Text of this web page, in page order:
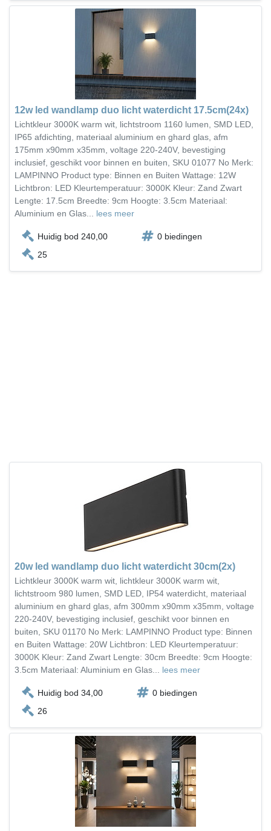
12w led wandlamp duo licht waterdicht 17.5cm(24x)
Lichtkleur 3000K warm wit, lichtstroom 1160 lumen, SMD LED,
IP65 afdichting, materiaal aluminium en ghard glas, afm
175mm x90mm x35mm, voltage 220-240V, bevestiging
inclusief, geschikt voor binnen en buiten, SKU 01077 No Merk:
LAMPINNO Product type: Binnen en Buiten Wattage: 12W
Lichtbron: LED Kleurtemperatuur: 3000K Kleur: Zand Zwart
Lengte: 17.5cm Breedte: 9cm Hoogte: 3.5cm Materiaal:
Aluminium en Glas... lees meer
Huidig bod 240,00
0 biedingen
25
20w led wandlamp duo licht waterdicht 30cm(2x)
Lichtkleur 3000K warm wit, lichtkleur 3000K warm wit,
lichtstroom 980 lumen, SMD LED, IP54 waterdicht, materiaal
aluminium en ghard glas, afm 300mm x90mm x35mm, voltage
220-240V, bevestiging inclusief, geschikt voor binnen en
buiten, SKU 01170 No Merk: LAMPINNO Product type: Binnen
en Buiten Wattage: 20W Lichtbron: LED Kleurtemperatuur:
3000K Kleur: Zand Zwart Lengte: 30cm Breedte: 9cm Hoogte:
3.5cm Materiaal: Aluminium en Glas... lees meer
Huidig bod 34,00
0 biedingen
26